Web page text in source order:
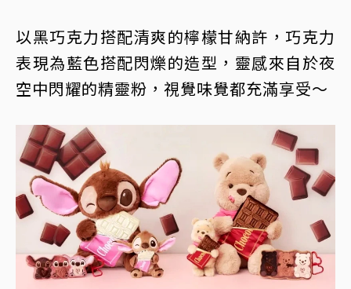
以黑巧克力搭配清爽的檸檬甘納許，巧克力
表現為藍色搭配閃爍的造型，靈感來自於夜
空中閃耀的精靈粉，視覺味覺都充滿享受～